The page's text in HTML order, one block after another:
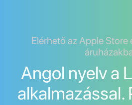
Elérhető az Apple Store
Angol nyelv a
alkalmazással.